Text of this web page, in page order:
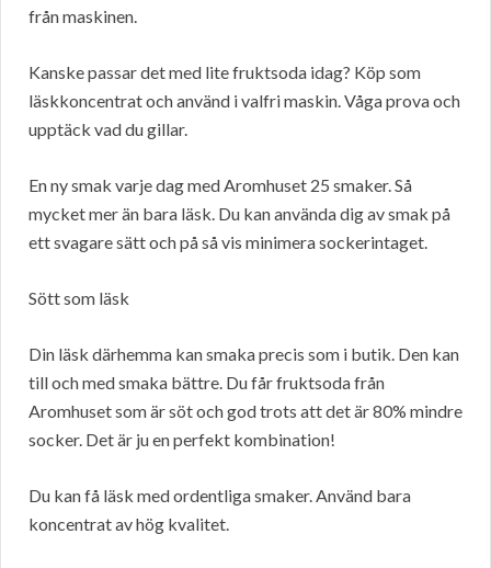
från maskinen.
Kanske passar det med lite fruktsoda idag? Köp som
läskkoncentrat och använd i valfri maskin. Våga prova och
upptäck vad du gillar.
En ny smak varje dag med Aromhuset 25 smaker. Så
mycket mer än bara läsk. Du kan använda dig av smak på
ett svagare sätt och på så vis minimera sockerintaget.
Sött som läsk
Din läsk därhemma kan smaka precis som i butik. Den kan
till och med smaka bättre. Du får fruktsoda från
Aromhuset som är söt och god trots att det är 80% mindre
socker. Det är ju en perfekt kombination!
Du kan få läsk med ordentliga smaker. Använd bara
koncentrat av hög kvalitet.